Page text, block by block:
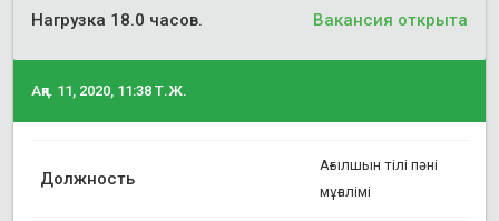
Нагрузка 18.0 часов. Вакансия открыта
Ақп. 11, 2020, 11:38 Т.Ж.
Должность
Ағылшын тілі пәні
мұғалімі